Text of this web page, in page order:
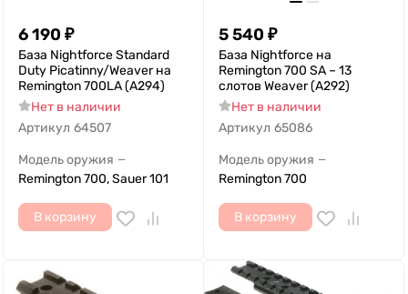
6 190 ₽
База Nightforce Standard
Duty Picatinny/Weaver на
Remington 700LA (A294)
Нет в наличии
Артикул 64507
Модель оружия —
Remington 700, Sauer 101
В корзину
5 540 ₽
База Nightforce на
Remington 700 SA – 13
слотов Weaver (A292)
Нет в наличии
Артикул 65086
Модель оружия —
Remington 700
В корзину